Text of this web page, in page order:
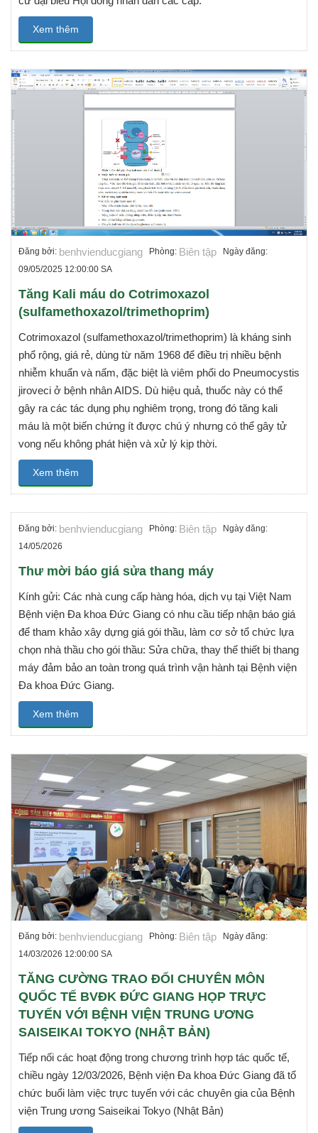
Xem thêm
Đăng bởi: benhvienducgiang Phòng: Biên tập Ngày đăng:
09/05/2025 12:00:00 SA
Tăng Kali máu do Cotrimoxazol
(sulfamethoxazol/trimethoprim)
Cotrimoxazol (sulfamethoxazol/trimethoprim) là kháng sinh
phổ rộng, giá rẻ, dùng từ năm 1968 để điều trị nhiều bệnh
nhiễm khuẩn và nấm, đặc biệt là viêm phổi do Pneumocystis
jiroveci ở bệnh nhân AIDS. Dù hiệu quả, thuốc này có thể
gây ra các tác dụng phụ nghiêm trọng, trong đó tăng kali
máu là một biến chứng ít được chú ý nhưng có thể gây tử
vong nếu không phát hiện và xử lý kịp thời.
Xem thêm
Đăng bởi: benhvienducgiang Phòng: Biên tập Ngày đăng:
14/05/2026
Thư mời báo giá sửa thang máy
Kính gửi: Các nhà cung cấp hàng hóa, dịch vụ tại Việt Nam
Bệnh viện Đa khoa Đức Giang có nhu cầu tiếp nhận báo giá
để tham khảo xây dựng giá gói thầu, làm cơ sở tổ chức lựa
chọn nhà thầu cho gói thầu: Sửa chữa, thay thế thiết bị thang
máy đảm bảo an toàn trong quá trình vận hành tại Bệnh viện
Đa khoa Đức Giang.
Xem thêm
Đăng bởi: benhvienducgiang Phòng: Biên tập Ngày đăng:
14/03/2026 12:00:00 SA
TĂNG CƯỜNG TRAO ĐỔI CHUYÊN MÔN
QUỐC TẾ BVĐK ĐỨC GIANG HỌP TRỰC
TUYẾN VỚI BỆNH VIỆN TRUNG ƯƠNG
SAISEIKAI TOKYO (NHẬT BẢN)
Tiếp nối các hoạt động trong chương trình hợp tác quốc tế,
chiều ngày 12/03/2026, Bệnh viện Đa khoa Đức Giang đã tổ
chức buổi làm việc trực tuyến với các chuyên gia của Bệnh
viện Trung ương Saiseikai Tokyo (Nhật Bản)